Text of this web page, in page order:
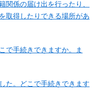
関係の届け出を行ったり、
取得したりできる場所があ
で手続きできますか。ま
た。どこで手続きできます